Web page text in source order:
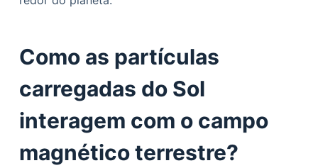
Como as partículas
carregadas do Sol
interagem com o campo
magnético terrestre?